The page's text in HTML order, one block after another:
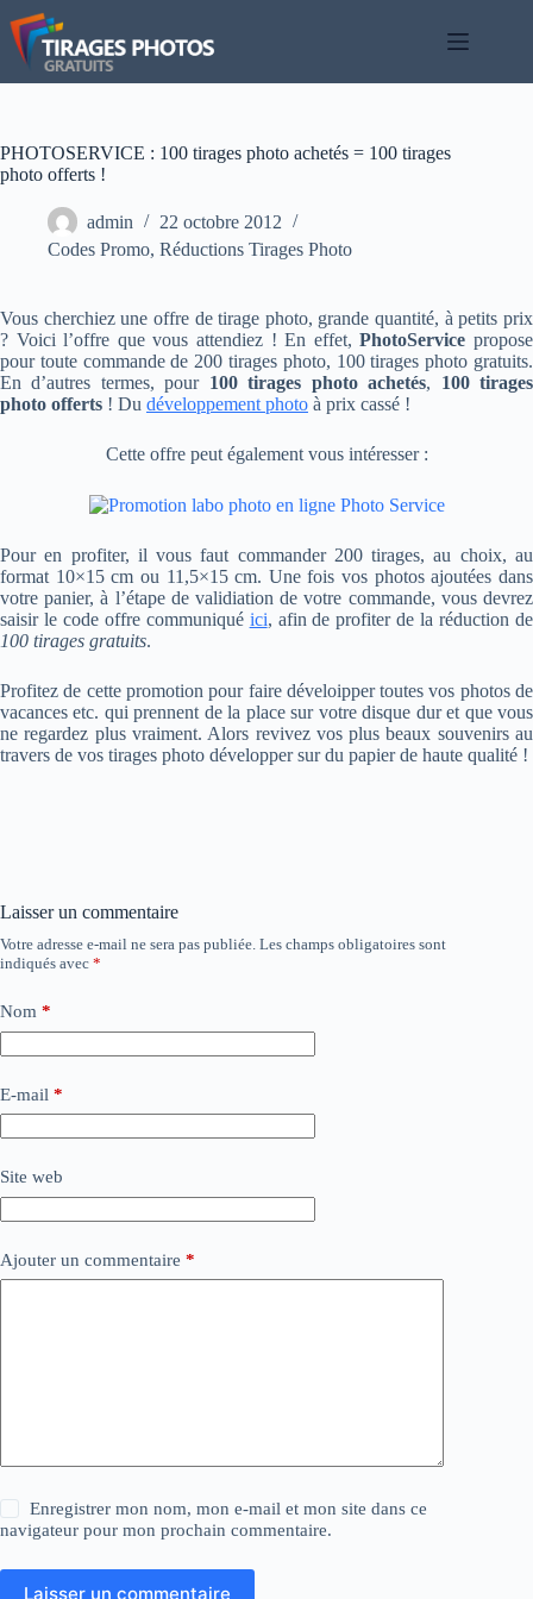
Passer
au
contenu
PHOTOSERVICE : 100 tirages photo achetés = 100 tirages
photo offerts !
admin
22 octobre 2012
Codes Promo, Réductions Tirages Photo
Vous cherchiez une offre de tirage photo, grande quantité, à petits prix
? Voici l’offre que vous attendiez ! En effet,PhotoService propose
pour toute commande de 200 tirages photo, 100 tirages photo gratuits.
En d’autres termes, pour 100 tirages photo achetés, 100 tirages
photo offerts ! Du développement photo à prix cassé !
Cette offre peut également vous intéresser :
Pour en profiter, il vous faut commander 200 tirages, au choix, au
format 10×15 cm ou 11,5×15 cm. Une fois vos photos ajoutées dans
votre panier, à l’étape de validiation de votre commande, vous devrez
saisir le code offre communiqué ici, afin de profiter de la réduction de
100 tirages gratuits.
Profitez de cette promotion pour faire déveloipper toutes vos photos de
vacances etc. qui prennent de la place sur votre disque dur et que vous
ne regardez plus vraiment. Alors revivez vos plus beaux souvenirs au
travers de vos tirages photo développer sur du papier de haute qualité !
Laisser un commentaire
Votre adresse e-mail ne sera pas publiée. Les champs obligatoires sont
indiqués avec *
Nom *
E-mail *
Site web
Ajouter un commentaire *
Enregistrer mon nom, mon e-mail et mon site dans ce
navigateur pour mon prochain commentaire.
Laisser un commentaire